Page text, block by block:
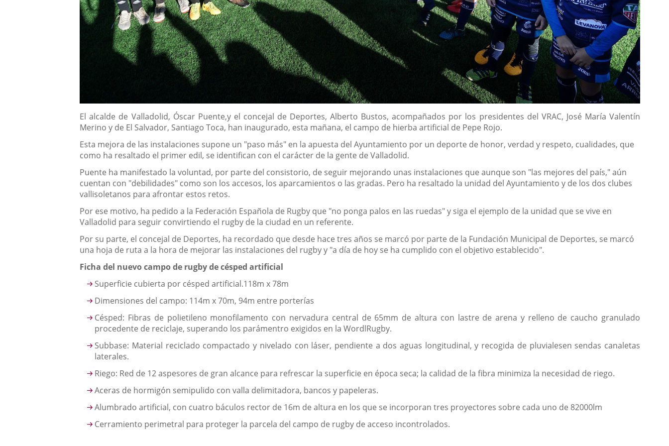
Descripción
El alcalde de Valladolid, Óscar Puente,y el concejal de Deportes, Alberto Bustos, acompañados por los presidentes del VRAC, José María Valentín
Merino y de El Salvador, Santiago Toca, han inaugurado, esta mañana, el campo de hierba artificial de Pepe Rojo.
Esta mejora de las instalaciones supone un "paso más" en la apuesta del Ayuntamiento por un deporte de honor, verdad y respeto, cualidades, que
como ha resaltado el primer edil, se identifican con el carácter de la gente de Valladolid.
Puente ha manifestado la voluntad, por parte del consistorio, de seguir mejorando unas instalaciones que aunque son "las mejores del país," aún
cuentan con "debilidades" como son los accesos, los aparcamientos o las gradas. Pero ha resaltado la unidad del Ayuntamiento y de los dos clubes
vallisoletanos para afrontar estos retos.
Por ese motivo, ha pedido a la Federación Española de Rugby que "no ponga palos en las ruedas" y siga el ejemplo de la unidad que se vive en
Valladolid para seguir convirtiendo el rugby de la ciudad en un referente.
Por su parte, el concejal de Deportes, ha recordado que desde hace tres años se marcó por parte de la Fundación Municipal de Deportes, se marcó
una hoja de ruta a la hora de mejorar las instalaciones del rugby y "a día de hoy se ha cumplido con el objetivo establecido".
Ficha del nuevo campo de rugby de césped artificial
Superficie cubierta por césped artificial.118m x 78m
Dimensiones del campo: 114m x 70m, 94m entre porterías
Césped: Fibras de polietileno monofilamento con nervadura central de 65mm de altura con lastre de arena y relleno de caucho granulado
procedente de reciclaje, superando los parámentro exigidos en la WordlRugby.
Subbase: Material reciclado compactado y nivelado con láser, pendiente a dos aguas longitudinal, y recogida de pluvialesen sendas canaletas
laterales.
Riego: Red de 12 aspesores de gran alcance para refrescar la superficie en época seca; la calidad de la fibra minimiza la necesidad de riego.
Aceras de hormigón semipulido con valla delimitadora, bancos y papeleras.
Alumbrado artificial, con cuatro báculos rector de 16m de altura en los que se incorporan tres proyectores sobre cada uno de 82000lm
Cerramiento perimetral para proteger la parcela del campo de rugby de acceso incontrolados.